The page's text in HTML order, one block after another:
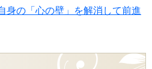
身の「心の壁」を解消して前進